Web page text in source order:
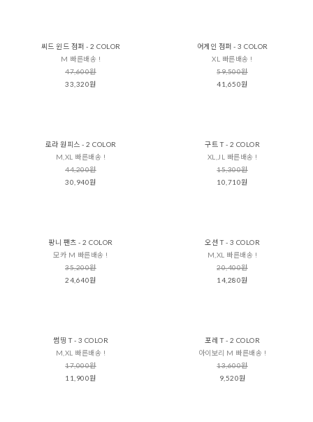
씨드 윈드 점퍼 - 2 COLOR
M 빠른배송 !
47,600원
33,320원
어게인 점퍼 - 3 COLOR
XL 빠른배송 !
59,500원
41,650원
로라 원피스 - 2 COLOR
M,XL 빠른배송 !
44,200원
30,940원
구트 T - 2 COLOR
XL,JL 빠른배송 !
15,300원
10,710원
팡니 팬츠 - 2 COLOR
모카 M 빠른배송 !
35,200원
24,640원
오션 T - 3 COLOR
M,XL 빠른배송 !
20,400원
14,280원
썸띵 T - 3 COLOR
M,XL 빠른배송 !
17,000원
11,900원
포레 T - 2 COLOR
아이보리 M 빠른배송 !
13,600원
9,520원